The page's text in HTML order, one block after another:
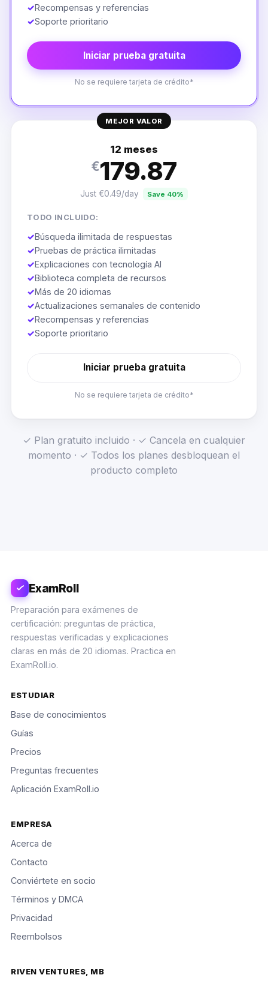
✓Recompensas y referencias
✓Soporte prioritario
Iniciar prueba gratuita
No se requiere tarjeta de crédito*
MEJOR VALOR
12 meses
€179.87
Just €0.49/day Save 40%
TODO INCLUIDO:
✓Búsqueda ilimitada de respuestas
✓Pruebas de práctica ilimitadas
✓Explicaciones con tecnología AI
✓Biblioteca completa de recursos
✓Más de 20 idiomas
✓Actualizaciones semanales de contenido
✓Recompensas y referencias
✓Soporte prioritario
Iniciar prueba gratuita
No se requiere tarjeta de crédito*
✓ Plan gratuito incluido · ✓ Cancela en cualquier
momento · ✓ Todos los planes desbloquean el
producto completo
ExamRoll
Preparación para exámenes de
certificación: preguntas de práctica,
respuestas verificadas y explicaciones
claras en más de 20 idiomas. Practica en
ExamRoll.io.
ESTUDIAR
Base de conocimientos
Guías
Precios
Preguntas frecuentes
Aplicación ExamRoll.io
EMPRESA
Acerca de
Contacto
Conviértete en socio
Términos y DMCA
Privacidad
Reembolsos
RIVEN VENTURES, MB